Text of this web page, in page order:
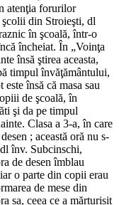
atenţia forurilor
şcolii din Stroieşti, dl
în şcoală, într-o
încheiat. În „Voinţa
însă ştirea aceasta,
timpul învăţământului,
însă că masa sau
de şcoală, în
şi da pe timpul
Clasa a 3-a, în care
; această oră nu s-
înv. Subcinschi,
de desen îmblau
o parte din copii erau
de mese din
sa, ceea ce a mărturisit